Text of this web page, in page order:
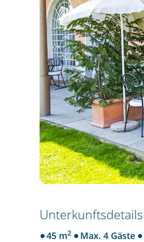
Unterkunftsdetails
45 m2 Max. 4 Gäste